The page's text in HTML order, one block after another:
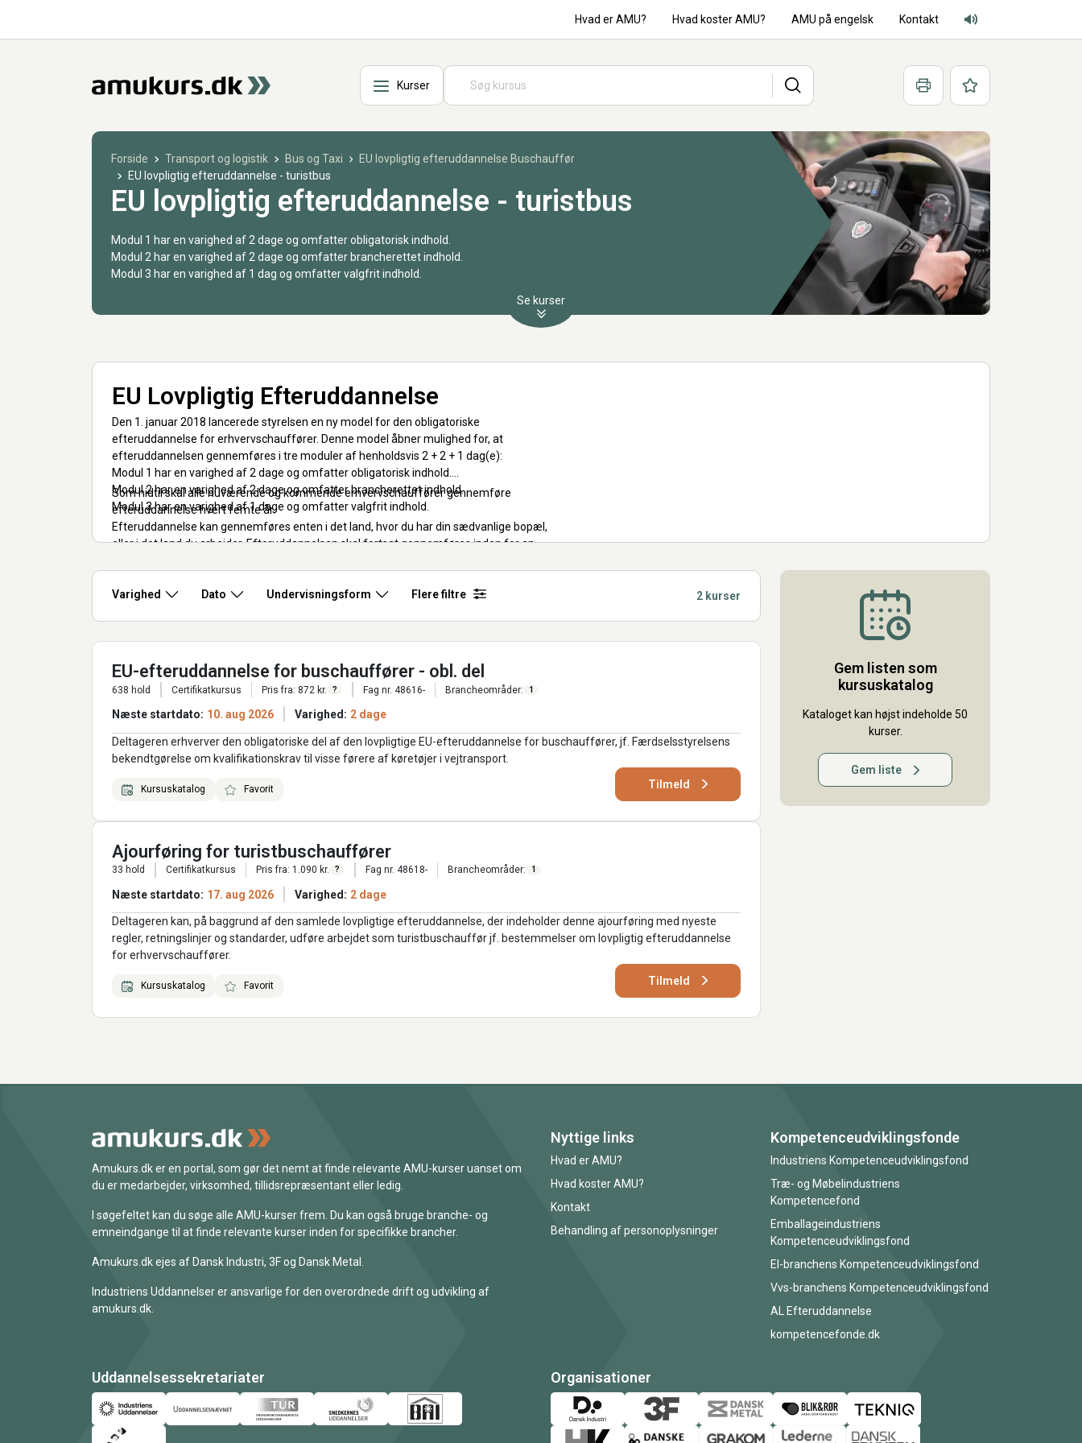
Hvad er AMU? Hvad koster AMU? AMU på engelsk Kontakt
Adgang for alle lyd
Kurser Søg Print Favoritter
Forside Transport og logistik Bus og Taxi
EU lovpligtig efteruddannelse Buschauffør
EU lovpligtig efteruddannelse - turistbus
EU lovpligtig efteruddannelse - turistbus
Modul 1 har en varighed af 2 dage og omfatter obligatorisk indhold.
Modul 2 har en varighed af 2 dage og omfatter brancherettet indhold.
Modul 3 har en varighed af 1 dag og omfatter valgfrit indhold.
Se kurser
EU Lovpligtig Efteruddannelse
Den 1. januar 2018 lancerede styrelsen en ny model for den obligatoriske
efteruddannelse for erhvervschauffører. Denne model åbner mulighed for, at
efteruddannelsen gennemføres i tre moduler af henholdsvis 2 + 2 + 1 dag(e):
Modul 1 har en varighed af 2 dage og omfatter obligatorisk indhold.
Modul 2 har en varighed af 2 dage og omfatter brancherettet indhold.
Modul 3 har en varighed af 1 dage og omfatter valgfrit indhold.
Som hidtil skal alle nuværende og kommende erhvervschauffører gennemføre
efteruddannelse hvert femte år.
Efteruddannelse kan gennemføres enten i det land, hvor du har din sædvanlige bopæl,
eller i det land du arbejder. Efteruddannelsen skal fortsat gennemføres inden for en
Se link nedenfor:
Efteruddannelse til gods- og buskørsel (fstyr.dk)
Varighed Dato Undervisningsform Flere filtre 2 kurser
EU-efteruddannelse for buschauffører - obl. del
638 hold Certifikatkursus Pris fra: 872 kr. ? Fag nr. 48616- Brancheområder: 1
Næste startdato: 10. aug 2026 Varighed: 2 dage
Deltageren erhverver den obligatoriske del af den lovpligtige EU-efteruddannelse for buschauffører, jf. Færdselsstyrelsens
bekendtgørelse om kvalifikationskrav til visse førere af køretøjer i vejtransport.
Kursuskatalog Favorit Tilmeld
Ajourføring for turistbuschauffører
33 hold Certifikatkursus Pris fra: 1.090 kr. ? Fag nr. 48618- Brancheområder: 1
Næste startdato: 17. aug 2026 Varighed: 2 dage
Deltageren kan, på baggrund af den samlede lovpligtige efteruddannelse, der indeholder denne ajourføring med nyeste
regler, retningslinjer og standarder, udføre arbejdet som turistbuschauffør jf. bestemmelser om lovpligtig efteruddannelse
for erhvervschauffører.
Kursuskatalog Favorit Tilmeld
Gem listen som
kursuskatalog
Kataloget kan højst indeholde 50
kurser.
Gem liste
Amukurs.dk er en portal, som gør det nemt at finde relevante AMU-kurser uanset om
du er medarbejder, virksomhed, tillidsrepræsentant eller ledig.
I søgefeltet kan du søge alle AMU-kurser frem. Du kan også bruge branche- og
emneindgange til at finde relevante kurser inden for specifikke brancher.
Amukurs.dk ejes af Dansk Industri, 3F og Dansk Metal.
Industriens Uddannelser er ansvarlige for den overordnede drift og udvikling af
amukurs.dk.
Nyttige links
Hvad er AMU?
Hvad koster AMU?
Kontakt
Behandling af personoplysninger
Kompetenceudviklingsfonde
Industriens Kompetenceudviklingsfond
Træ- og Møbelindustriens
Kompetencefond
Emballageindustriens
Kompetenceudviklingsfond
El-branchens Kompetenceudviklingsfond
Vvs-branchens Kompetenceudviklingsfond
AL Efteruddannelse
kompetencefonde.dk
Uddannelsessekretariater Organisationer